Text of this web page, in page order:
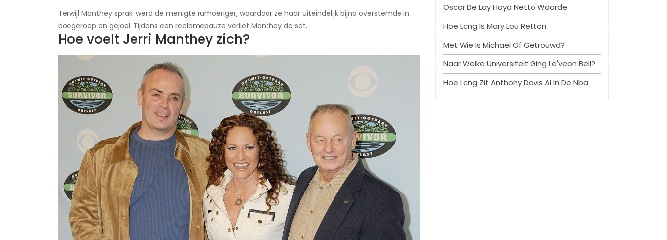
Terwijl Manthey sprak, werd de menigte rumoeriger, waardoor ze haar uiteindelijk bijna overstemde in
boegeroep en gejoel. Tijdens een reclamepauze verliet Manthey de set.
Hoe voelt Jerri Manthey zich?
Oscar De Lay Hoya Netto Waarde
Hoe Lang Is Mary Lou Retton
Met Wie Is Michael Of Getrouwd?
Naar Welke Universiteit Ging Le'veon Bell?
Hoe Lang Zit Anthony Davis Al In De Nba